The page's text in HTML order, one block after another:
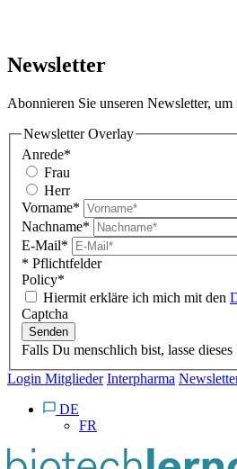
Newsletter
Abonnieren Sie unseren Newsletter,
Newsletter Overlay
Anrede*
Frau
Herr
Vorname*
Nachname*
E-Mail*
* Pflichtfelder
Policy*
Hiermit erkläre ich mich mit den
Captcha
Senden
Falls Du menschlich bist, lasse dieses
Login Mitglieder Interpharma
DE
FR